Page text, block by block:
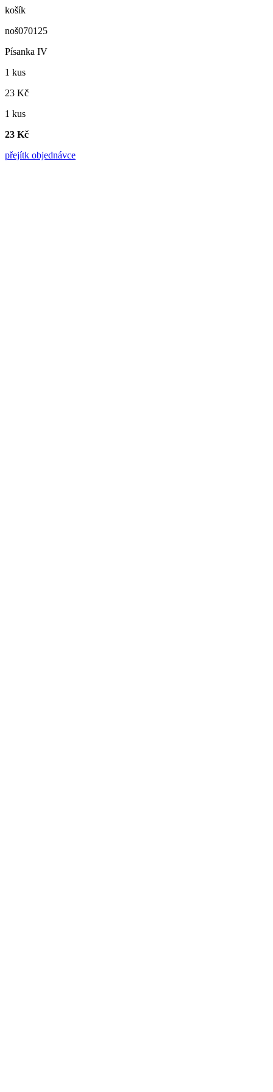
košík
noš070125
Písanka IV
1 kus
23 Kč
1 kus
23 Kč
přejítk objednávce